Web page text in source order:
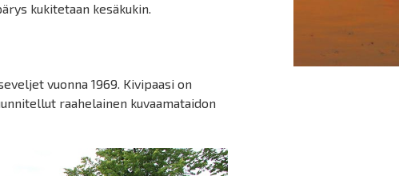
kukitetaan kesäkukin.
vuonna 1969. Kivipaasi on
raahelainen kuvaamataidon